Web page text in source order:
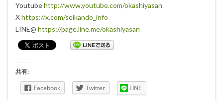
Youtubehttp://www.youtube.com/okashiyasan
Xhttps://x.com/seikando_info
LINE@ https://page.line.me/okashiyasan
共有:
Facebook Twitter LINE